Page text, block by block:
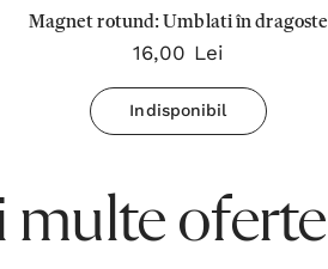
Magnet rotund: Umblati în dragoste
16,00 Lei
Indisponibil
multe oferte